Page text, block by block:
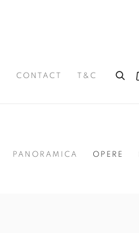
CONTACT T&C
PANORAMICA OPERE